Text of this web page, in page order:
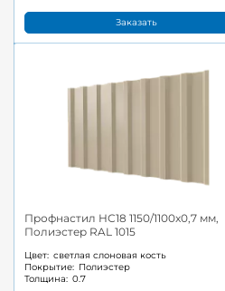
Заказать
Профнастил НС18 1150/1100x0,7 мм,
Полиэстер RAL 1015
Цвет: светлая слоновая кость
Покрытие: Полиэстер
Толщина: 0.7